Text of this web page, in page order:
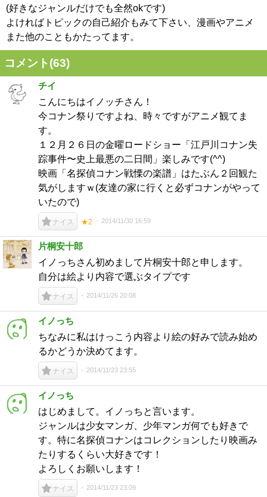
(好きなジャンルだけでも全然okです)
よければトピックの自己紹介もみて下さい、漫画やアニメ
また他のこともかたってます。
コメント(63)
チイ
こんにちはイノッチさん！
今コナン祭りですよね、時々ですがアニメ観てま
す。
１２月２６日の金曜ロードショー「江戸川コナン失
踪事件〜史上最悪の二日間」楽しみです(^^)
映画「名探偵コナン戦慄の楽譜」はたぶん２回観た
気がしますｗ(友達の家に行くと必ずコナンがやって
いたので)
ナイス ★2 2014/11/30 16:59
片桐安十郎
イノっちさん初めまして片桐安十郎と申します。
自分は絵より内容で選ぶタイプです
ナイス 2014/11/26 20:08
イノっち
ちなみに私はけっこう内容より絵の好みで読み始め
るかどうか決めてます。
ナイス 2014/11/23 23:55
イノっち
はじめまして。イノっちと言います。
ジャンルは少女マンガ、少年マンガ何でも好きで
す。特に名探偵コナンはコレクションしたり映画み
たりするくらい大好きです！
よろしくお願いします！
ナイス 2014/11/23 23:09